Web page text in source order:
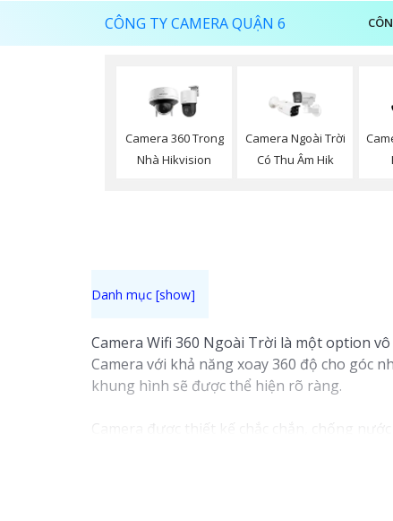
CÔNG TY CAMERA QUẬN 6
Camera 360 Trong
Nhà Hikvision
Camera Ngoài Trời
Có Thu Âm Hik
Camera Wifi 360 Ngoài Trời là một option
Camera với khả năng xoay 360 độ cho góc
khung hình sẽ được thể hiện rõ ràng.
Camera được thiết kế chắc chắn, chống
bạn có thể yên tâm mà không cần lo lắng